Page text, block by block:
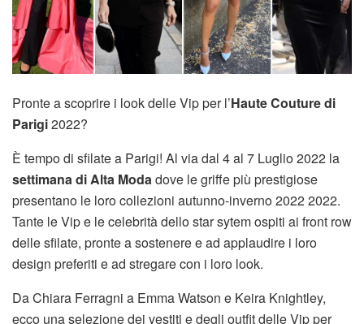
Pronte a scoprire i look delle Vip per l’Haute Couture di
Parigi2022?
È tempo di sfilate a Parigi! Al via dal 4 al 7 Luglio 2022 la
settimana di Alta Moda dove le griffe più prestigiose
presentano le loro collezioni autunno-inverno 2022 2022.
Tante le Vip e le celebrità dello star sytem ospiti ai front row
delle sfilate, pronte a sostenere e ad applaudire i loro
design preferiti e ad stregare con i loro look.
Da Chiara Ferragni a Emma Watson e Keira Knightley,
ecco una selezione dei vestiti e degli outfit delle Vip per